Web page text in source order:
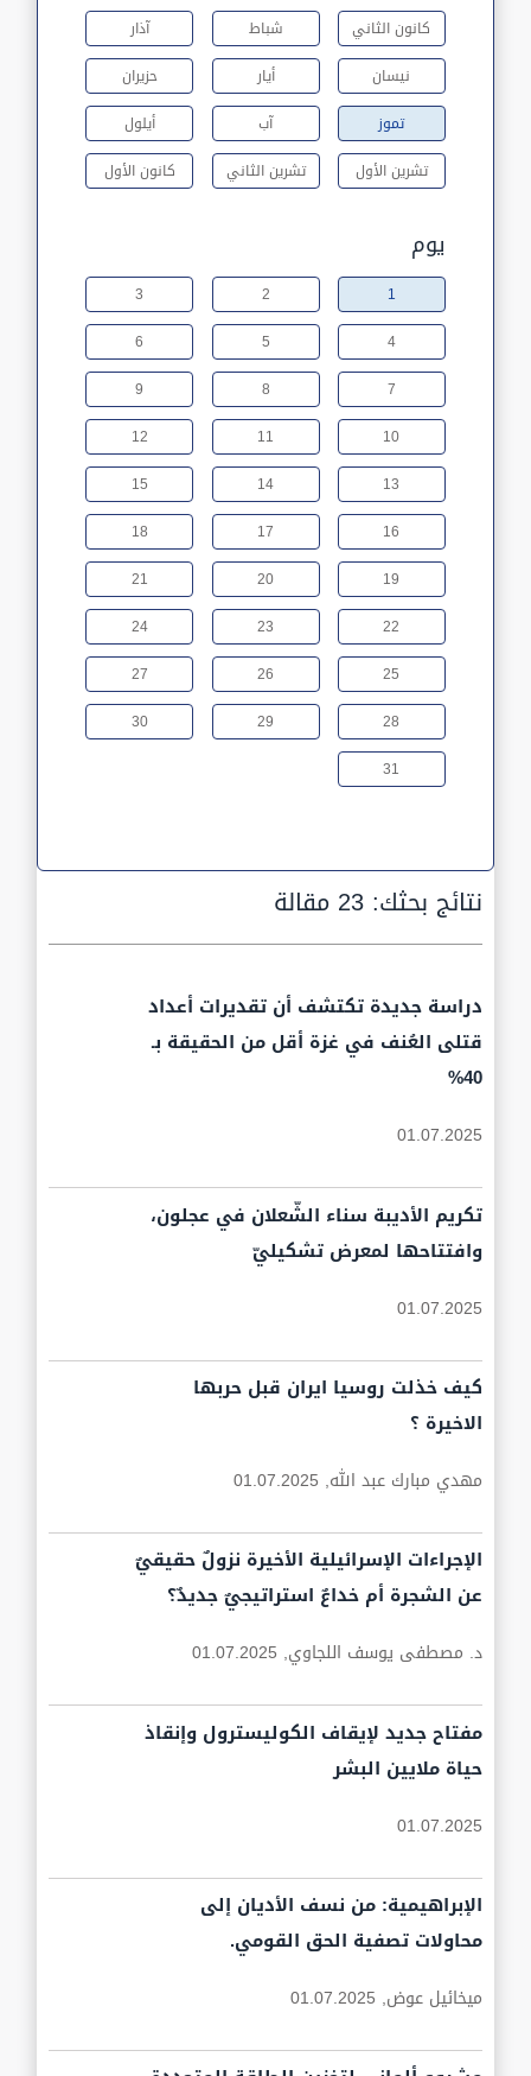
كانون الثاني شباط
آذار
نيسان
أيار
حزيران
تموز
آب
أيلول
تشرين الأول
تشرين الثاني كانون الأول
يوم
1
2
3
4
5
6
7
8
9
10
11
12
13
14
15
16
17
18
19
20
21
22
23
24
25
26
27
28
29
30
31
نتائج بحثك:23 مقالة
دراسة جديدة تكتشف أن تقديرات أعداد
قتلى العُنف في غزة أقل من الحقيقة بـ
40%
01.07.2025
تكريم الأديبة سناء الشّعلان في عجلون،
وافتتاحها لمعرض تشكيليّ
01.07.2025
كيف خذلت روسيا ايران قبل حربها
الاخيرة ؟
مهدي مبارك عبد الله, 01.07.2025
الإجراءات الإسرائيلية الأخيرة نزولٌ حقيقيٌ
عن الشجرة أم خداعٌ استراتيجيٌ جديدٌ؟
د. مصطفى يوسف اللجاوي, 01.07.2025
مفتاح جديد لإيقاف الكوليسترول وإنقاذ
حياة ملايين البشر
01.07.2025
الإبراهيمية: من نسف الأديان إلى
محاولات تصفية الحق القومي.
ميخائيل عوض, 01.07.2025